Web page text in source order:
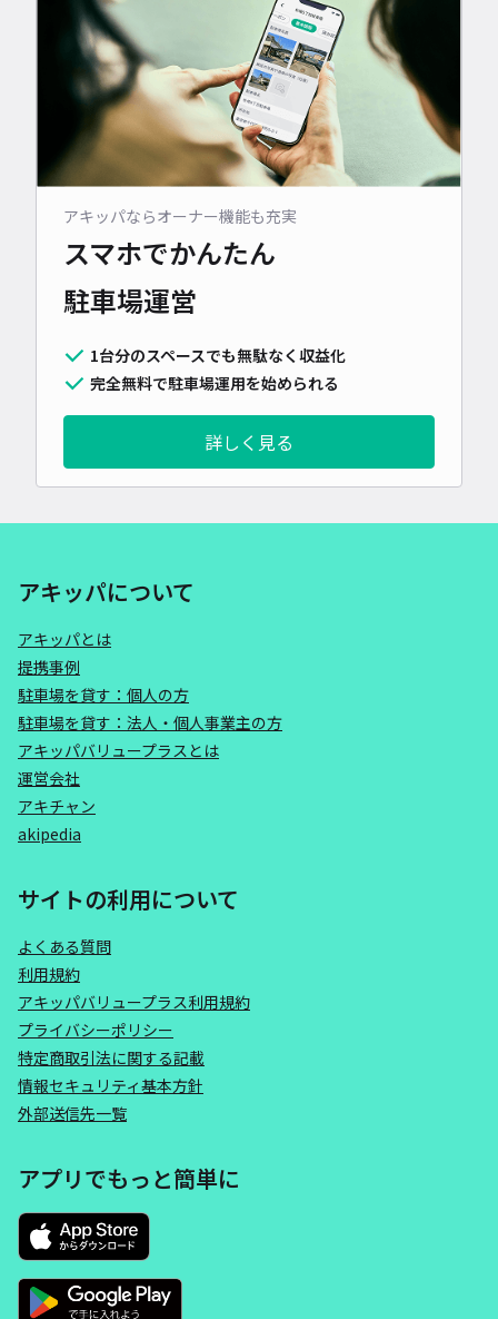
アキッパならオーナー機能も充実
スマホでかんたん
駐車場運営
1台分のスペースでも無駄なく収益化
完全無料で駐車場運用を始められる
詳しく見る
アキッパについて
アキッパとは
提携事例
駐車場を貸す：個人の方
駐車場を貸す：法人・個人事業主の方
アキッパバリュープラスとは
運営会社
アキチャン
akipedia
サイトの利用について
よくある質問
利用規約
アキッパバリュープラス利用規約
プライバシーポリシー
特定商取引法に関する記載
情報セキュリティ基本方針
外部送信先一覧
アプリでもっと簡単に